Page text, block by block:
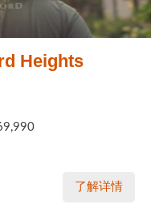
Heights
了解详情